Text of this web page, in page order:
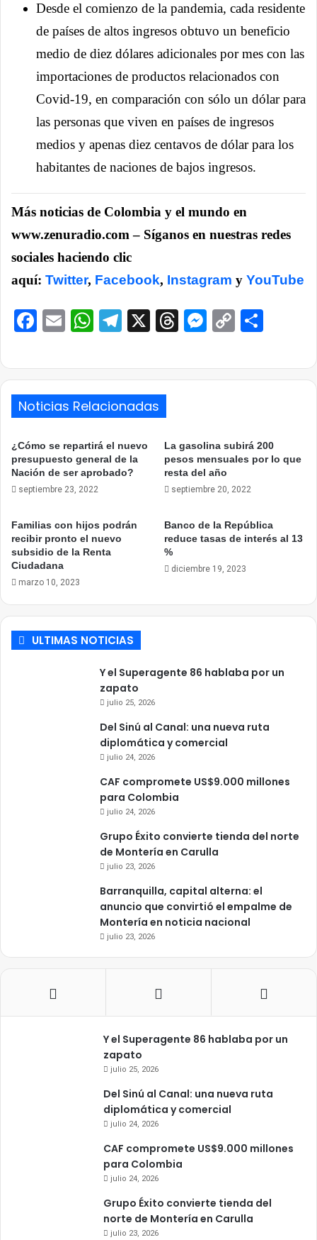
Desde el comienzo de la pandemia, cada residente
de países de altos ingresos obtuvo un beneficio
medio de diez dólares adicionales por mes con las
importaciones de productos relacionados con
Covid-19, en comparación con sólo un dólar para
las personas que viven en países de ingresos
medios y apenas diez centavos de dólar para los
habitantes de naciones de bajos ingresos.
Más noticias de Colombia y el mundo en
www.zenuradio.com – Síganos en nuestras redes
sociales haciendo clic
aquí: Twitter, Facebook, Instagram y YouTube
Facebook
EmailWhatsApp
Telegram
X ThreadsCopy
Noticias Relacionadas
¿Cómo se repartirá el nuevo
presupuesto general de la
Nación de ser aprobado?
septiembre 23, 2022
La gasolina subirá 200
pesos mensuales por lo que
resta del año
septiembre 20, 2022
Familias con hijos podrán
recibir pronto el nuevo
subsidio de la Renta
Ciudadana
marzo 10, 2023
Banco de la República
reduce tasas de interés al 13
%
diciembre 19, 2023
ULTIMAS NOTICIAS
Y el Superagente 86 hablaba por un
zapato
julio 25, 2026
Del Sinú al Canal: una nueva ruta
diplomática y comercial
julio 24, 2026
CAF compromete US$9.000 millones
para Colombia
julio 24, 2026
Grupo Éxito convierte tienda del norte
de Montería en Carulla
julio 23, 2026
Barranquilla, capital alterna: el
anuncio que convirtió el empalme de
Montería en noticia nacional
julio 23, 2026
Y el Superagente 86 hablaba por un
zapato
julio 25, 2026
Del Sinú al Canal: una nueva ruta
diplomática y comercial
julio 24, 2026
CAF compromete US$9.000 millones
para Colombia
julio 24, 2026
Grupo Éxito convierte tienda del
norte de Montería en Carulla
julio 23, 2026